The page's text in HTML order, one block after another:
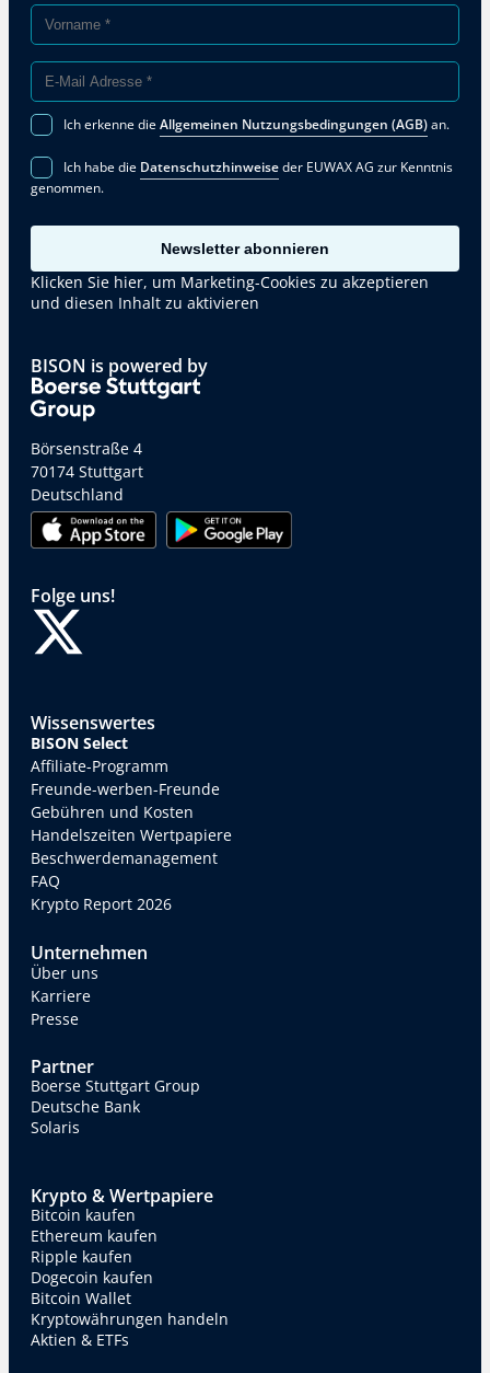
BISON is powered by
Börsenstraße 4
70174 Stuttgart
Deutschland
Folge uns!
Wissenswertes
BISON Select
Affiliate-Programm
Freunde-werben-Freunde
Gebühren und Kosten
Handelszeiten Wertpapiere
Beschwerdemanagement
FAQ
Krypto Report 2026
Unternehmen
Über uns
Karriere
Presse
Partner
Boerse Stuttgart Group
Deutsche Bank
Solaris
Krypto & Wertpapiere
Bitcoin kaufen
Ethereum kaufen
Ripple kaufen
Dogecoin kaufen
Bitcoin Wallet
Kryptowährungen handeln
Aktien & ETFs
Ich erkenne dieAllgemeinen Nutzungsbedingungen (AGB)an.
Ich habe die Datenschutzhinweiseder EUWAX AG zur Kenntnis
genommen.
Newsletter abonnieren
Klicken Sie hier, um Marketing-Cookies zu akzeptieren
und diesen Inhalt zu aktivieren